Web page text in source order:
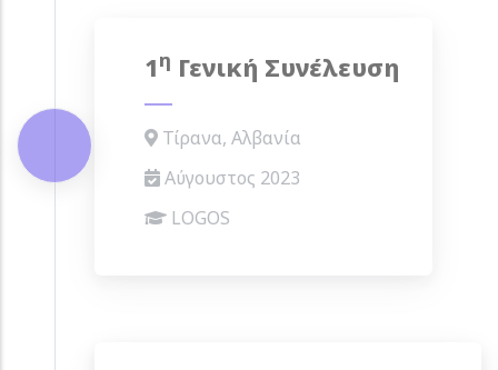
1η Γενική Συνέλευση
Τίρανα, Αλβανία
Αύγουστος 2023
LOGOS